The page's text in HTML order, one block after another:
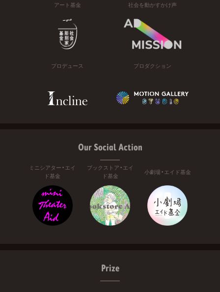
アート基金 社会を動かすかけ声
プロデュース プロダクション
Our Social Action
ミニシアター・エイ
ド基金
ブックストア・エイ
ド基金
小劇場・エイド基金
Prize